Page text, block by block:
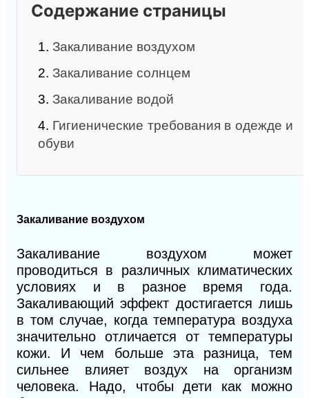
Содержание страницы
1. Закаливание воздухом
2. Закаливание солнцем
3. Закаливание водой
4. Гигиенические требования в одежде и
обуви
Закаливание воздухом
Закаливание воздухом может
проводиться в различных климатических
условиях и в разное время года.
Закаливающий эффект достигается лишь
в том случае, когда температура воздуха
значительно отличается от температуры
кожи. И чем больше эта разница, тем
сильнее влияет воздух на организм
человека. Надо, чтобы дети как можно